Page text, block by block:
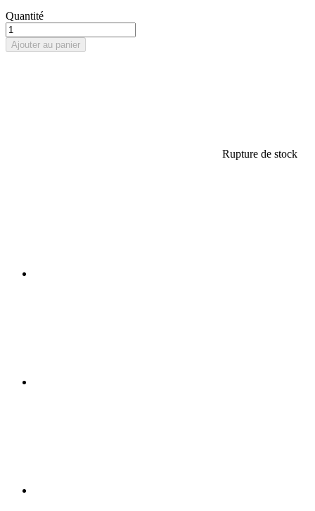
Quantité
Ajouter au panier
Rupture de stock